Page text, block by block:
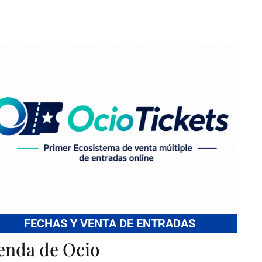
FECHAS Y VENTA DE ENTRADAS
de Ocio